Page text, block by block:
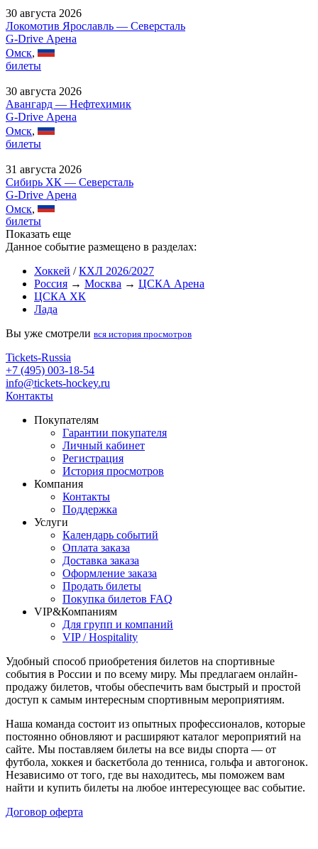
30 августа 2026
Локомотив Ярославль — Северсталь
G-Drive Арена
Омск,
билеты
30 августа 2026
Авангард — Нефтехимик
G-Drive Арена
Омск,
билеты
31 августа 2026
Сибирь ХК — Северсталь
G-Drive Арена
Омск,
билеты
Показать еще
Данное событие размещено в разделах:
Хоккей /КХЛ 2026/2027
Россия → Москва → ЦСКА Арена
ЦСКА ХК
Лада
Вы уже смотрели вся история просмотров
Tickets-Russia
+7 (495) 003-18-54
info@tickets-hockey.ru
Контакты
Покупателям
Гарантии покупателя
Личный кабинет
Регистрация
История просмотров
Компания
Контакты
Поддержка
Услуги
Календарь событий
Оплата заказа
Доставка заказа
Оформление заказа
Продать билеты
Покупка билетов FAQ
VIP&Компаниям
Для групп и компаний
VIP / Hospitality
Удобный способ приобретения билетов на спортивные
события в России и по всему миру. Мы предлагаем онлайн-
продажу билетов, чтобы обеспечить вам быстрый и простой
доступ к самым интересным спортивным мероприятиям.
Наша команда состоит из опытных профессионалов, которые
постоянно обновляют и расширяют каталог мероприятий на
сайте. Мы поставляем билеты на все виды спорта — от
футбола, хоккея и баскетбола до тенниса, гольфа и автогонок.
Независимо от того, где вы находитесь, мы поможем вам
найти и купить билеты на любое интересующее вас событие.
Договор оферта